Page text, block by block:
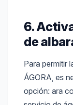
6.
de
Para permitir
ÁGORA, es
opción: ara